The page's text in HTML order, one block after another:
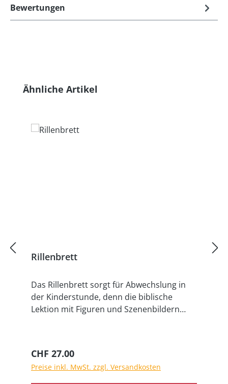
Bewertungen
Produktgalerie überspringen
Ähnliche Artikel
Rillenbrett
Das Rillenbrett sorgt für Abwechslung in
der Kinderstunde, denn die biblische
Lektion mit Figuren und Szenenbildern
geschoben werden, die Figuren davor
"spielen" die Geschichte "mit".
Regulärer Preis:
CHF 27.00
Preise inkl. MwSt. zzgl. Versandkosten